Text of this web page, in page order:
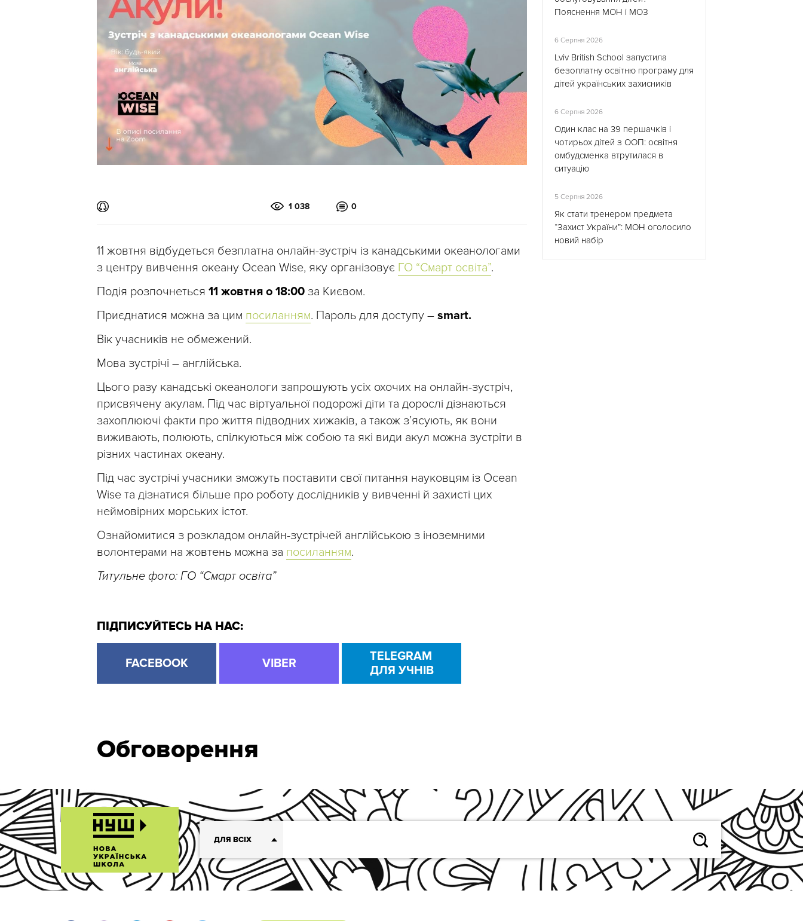
1 038 0
11 жовтня відбудеться безплатна онлайн-зустріч із канадськими океанологами
з центру вивчення океану Ocean Wise, яку організовує ГО “Смарт освіта”.
Подія розпочнеться 11 жовтня о 18:00 за Києвом.
Приєднатися можна за цим посиланням. Пароль для доступу – smart.
Вік учасників не обмежений.
Мова зустрічі – англійська.
Цього разу канадські океанологи запрошують усіх охочих на онлайн-зустріч,
присвячену акулам. Під час віртуальної подорожі діти та дорослі дізнаються
захоплюючі факти про життя підводних хижаків, а також з’ясують, як вони
виживають, полюють, спілкуються між собою та які види акул можна зустріти в
різних частинах океану.
Під час зустрічі учасники зможуть поставити свої питання науковцям із Ocean
Wise та дізнатися більше про роботу дослідників у вивченні й захисті цих
неймовірних морських істот.
Ознайомитися з розкладом онлайн-зустрічей англійською з іноземними
волонтерами на жовтень можна за посиланням.
Титульне фото: ГО “Смарт освіта”
ПІДПИСУЙТЕСЬ НА НАС:
FACEBOOK VIBER
TELEGRAM
ДЛЯ УЧНІВ
Пояснення МОН і МОЗ
6 Серпня 2026
Lviv British School запустила
безоплатну освітню програму для
дітей українських захисників
6 Серпня 2026
Один клас на 39 першачків і
чотирьох дітей з ООП: освітня
омбудсменка втрутилася в
ситуацію
5 Серпня 2026
Як стати тренером предмета
“Захист України”: МОН оголосило
новий набір
Обговорення
ДЛЯ ВСІХ